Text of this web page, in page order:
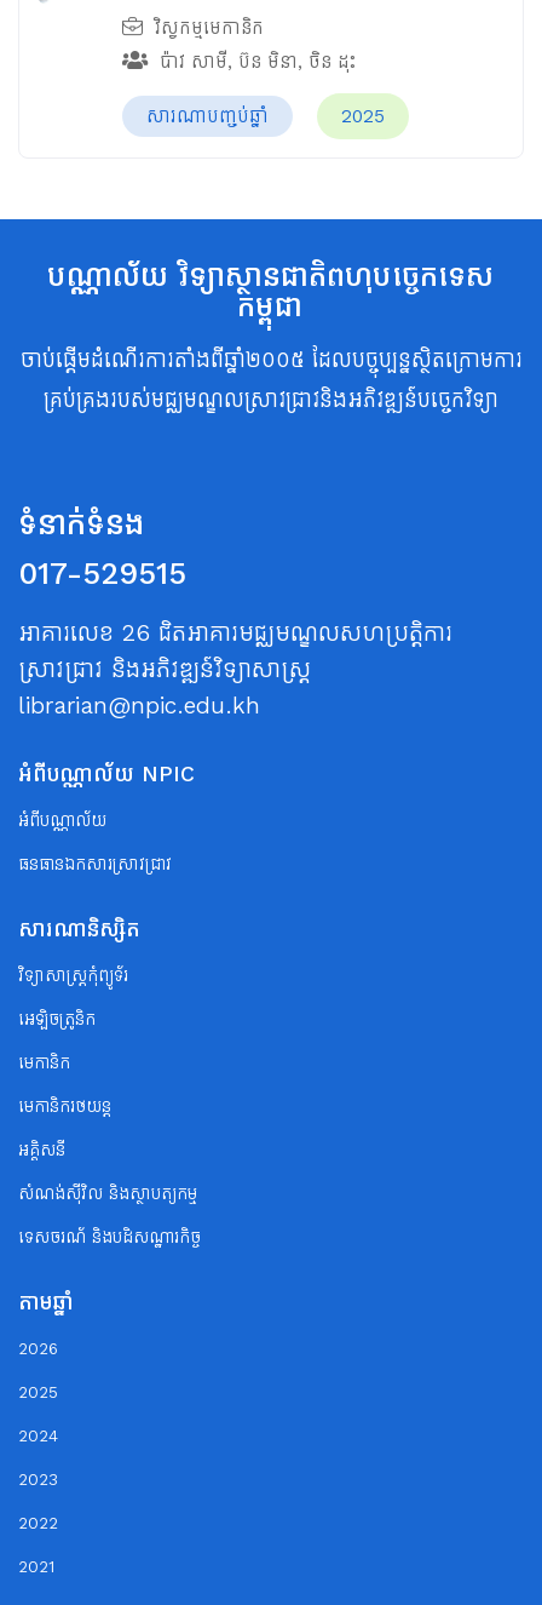
វិស្វកម្មមេកានិក
ប៉ាវ សាមី, ប៊ន មិនា, ចិន ដុះ
សារណាបញ្ចប់ឆ្នាំ 2025
បណ្ណាល័យ វិទ្យាស្ថានជាតិពហុបច្ចេកទេស
កម្ពុជា
ចាប់ផ្តើមដំណើរការតាំងពីឆ្នាំ២០០៥ ដែលបច្ចុប្បន្នស្ថិតក្រោមការ
គ្រប់គ្រងរបស់មជ្ឈមណ្ឌលស្រាវជ្រាវនិងអភិវឌ្ឍន៍បច្ចេកវិទ្យា
ទំនាក់ទំនង
017-529515
អាគារលេខ 26 ជិតអាគារមជ្ឈមណ្ឌលសហប្រត្តិការ
ស្រាវជ្រាវ និងអភិវឌ្ឍន៍វិទ្យាសាស្ត្រ
librarian@npic.edu.kh
អំពីបណ្ណាល័យ NPIC
អំពីបណ្ណាល័យ
ធនធានឯកសារស្រាវជ្រាវ
សារណានិស្សិត
វិទ្យាសាស្ត្រកុំព្យូទ័រ
អេឡិចត្រូនិក
មេកានិក
មេកានិករថយន្ត
អគ្គិសនី
សំណង់ស៊ីវិល និងស្ថាបត្យកម្ម
ទេសចរណ័ និងបដិសណ្ឋារកិច្ច
តាមឆ្នាំ
2026
2025
2024
2023
2022
2021